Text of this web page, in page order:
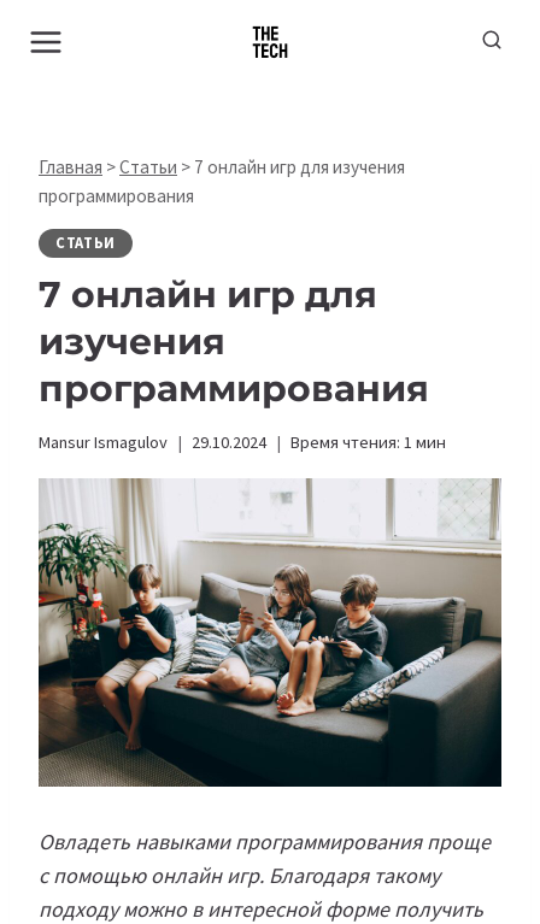
Главная >Статьи > 7 онлайн игр для изучения
программирования
СТАТЬИ
7 онлайн игр для
изучения
программирования
Mansur Ismagulov 29.10.2024 Время чтения: 1 мин
Овладеть навыками программирования проще
с помощью онлайн игр. Благодаря такому
подходу можно в интересной форме получить